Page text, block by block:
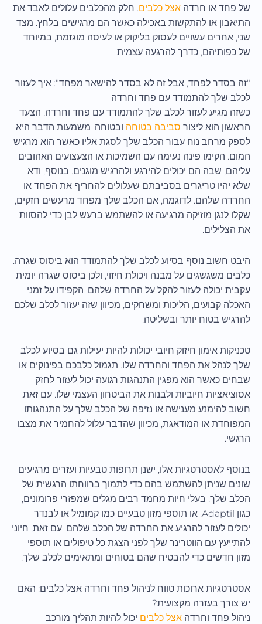
של פחד או חרדה אצל כלבים. חלק מהכלבים עלולים לאבד את
התיאבון או להתקשות באכילה כאשר הם מרגישים בלחץ. מצד
שני, אחרים עשויים לעסוק בליקוק או לעיסה מוגזמת, במיוחד
של כפותיהם, כדרך להרגעה עצמית.
"זה בסדר לפחד, אבל זה לא בסדר להישאר מפחד": איך לעזור
לכלב שלך להתמודד עם פחד וחרדה
כשזה מגיע לעזור לכלב שלך להתמודד עם פחד וחרדה, הצעד
הראשון הוא ליצור סביבה בטוחה ובטוחה. משמעות הדבר היא
לספק מרחב נוח עבור הכלב שלך לסגת אליו כאשר הוא מרגיש
המום. הקימו פינה נעימה עם השמיכות או הצעצועים האהובים
עליהם, שבה הם יכולים להירגע ולהרגיש מוגנים. בנוסף, ודא
שלא יהיו טריגרים בסביבתם שעלולים להחריף את הפחד או
החרדה שלהם. לדוגמה, אם הכלב שלך מפחד מרעשים חזקים,
שקלו לנגן מוזיקה מרגיעה או להשתמש ברעש לבן כדי להסוות
את הצלילים.
היבט חשוב נוסף בסיוע לכלב שלך להתמודד הוא ביסוס שגרה.
כלבים משגשגים על מבנה ויכולת חיזוי, ולכן ביסוס שגרה יומית
עקבית יכולה לעזור להקל על החרדה שלהם. הקפידו על זמני
האכלה קבועים, הליכות ומשחקים, מכיוון שזה יעזור לכלב שלכם
להרגיש בטוח יותר ובשליטה.
טכניקות אימון חיזוק חיובי יכולות להיות יעילות גם בסיוע לכלב
שלך לנהל את הפחד והחרדה שלו. תגמול כלבכם בפינוקים או
שבחים כאשר הוא מפגין התנהגות רגועה יכול לעזור לחזק
אסוציאציות חיוביות ולבנות את הביטחון העצמי שלו. עם זאת,
חשוב להימנע מענישה או נזיפה של הכלב שלך על התנהגותו
המפוחדת או המודאגת, מכיוון שהדבר עלול להחמיר את מצבו
הרגשי.
בנוסף לאסטרטגיות אלו, ישנן תרופות טבעיות ועזרים מרגיעים
שונים שניתן להשתמש בהם כדי לתמוך ברווחתו הרגשית של
הכלב שלך. בעלי חיות מחמד רבים מגלים שמפזרי פרומונים,
כגון Adaptil, או תוספי מזון טבעיים כמו קמומיל או לבנדר
יכולים לעזור להרגיע את החרדה של הכלב שלהם. עם זאת, חיוני
להתייעץ עם הווטרינר שלך לפני הצגת כל טיפולים או תוספי
מזון חדשים כדי להבטיח שהם בטוחים ומתאימים לכלב שלך.
אסטרטגיות ארוכות טווח לניהול פחד וחרדה אצל כלבים: האם
יש צורך בעזרה מקצועית?
ניהול פחד וחרדה אצל כלבים יכול להיות תהליך מורכב